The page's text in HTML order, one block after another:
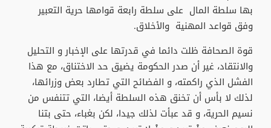
بها سلطة المال على سلطة رابعة قوامها حرية التعبير
وفق قواعد المهنية والأخلاق.
قوة الصحافة ظلت دائما في قدرتها على الإخبار و التحليل
والانتقاد، غير أن صدر الحكومة يضيق حد الاختناق، مع هذا
الفشل الذي راكمته، و الفضائح التي تطارد بعض وزرائها،
لذلك لا بأس أن تخنق هذه السلطة أيضا، التي تتنفس من
نسيم الحرية، و قد عبأت لذلك جيدا، لكن بغباء، حتى بتنا